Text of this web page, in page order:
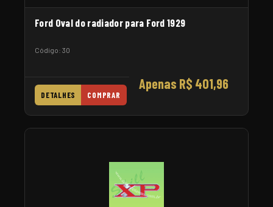
Ford Oval do radiador para Ford 1929
Código: 30
Apenas R$ 401,96
DETALHES COMPRAR